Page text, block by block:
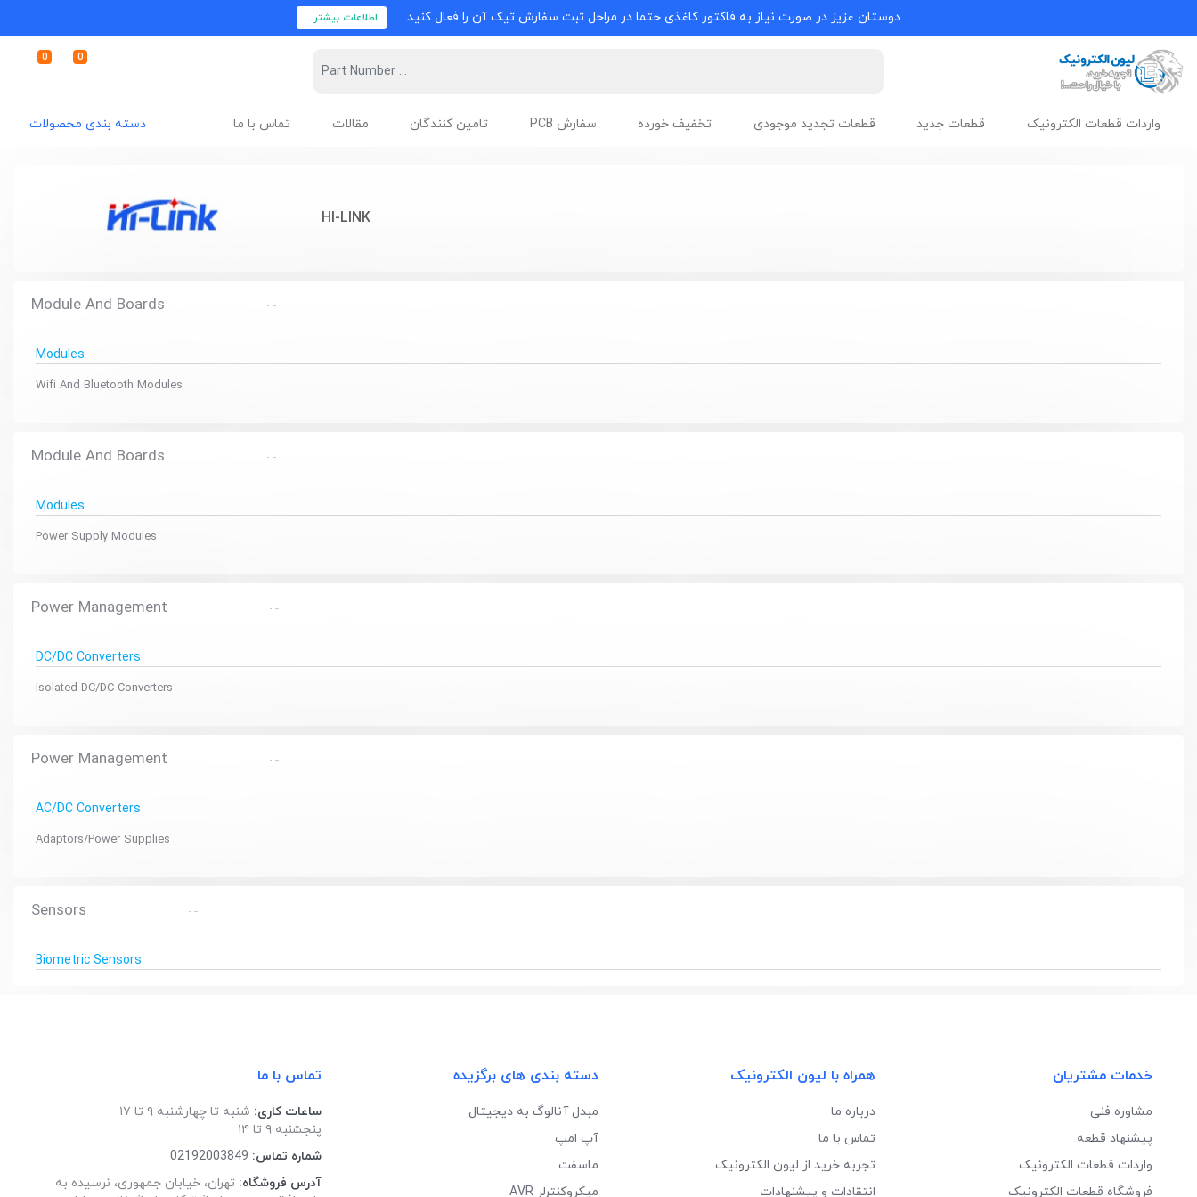
دوستان عزیز در صورت نیاز به فاکتور کاغذی حتما در مراحل ثبت سفارش تیک آن را فعال کنید. اطلاعات بیشتر...
0 0
دسته بندی محصولات واردات قطعات الکترونیک قطعات جدید قطعات تجدید موجودی تخفیف خورده سفارش PCB تامین کنندگان مقالات تماس با ما
HI-LINK
Module And Boards
Modules
Wifi And Bluetooth Modules
Module And Boards
Modules
Power Supply Modules
Power Management
DC/DC Converters
Isolated DC/DC Converters
Power Management
AC/DC Converters
Adaptors/Power Supplies
Sensors
Biometric Sensors
خدمات مشتریان
مشاوره فنی
پیشنهاد قطعه
واردات قطعات الکترونیک
فروشگاه قطعات الکترونیک
همراه با لیون الکترونیک
درباره ما
تماس با ما
تجربه خرید از لیون الکترونیک
انتقادات و پیشنهادات
دسته بندی های برگزیده
مبدل آنالوگ به دیجیتال
آپ امپ
ماسفت
میکروکنترلر AVR
تماس با ما
ساعات کاری: شنبه تا چهارشنبه ۹ تا ۱۷
پنجشنبه ۹ تا ۱۴
شماره تماس: 02192003849
آدرس فروشگاه: تهران، خیابان جمهوری، نرسیده به